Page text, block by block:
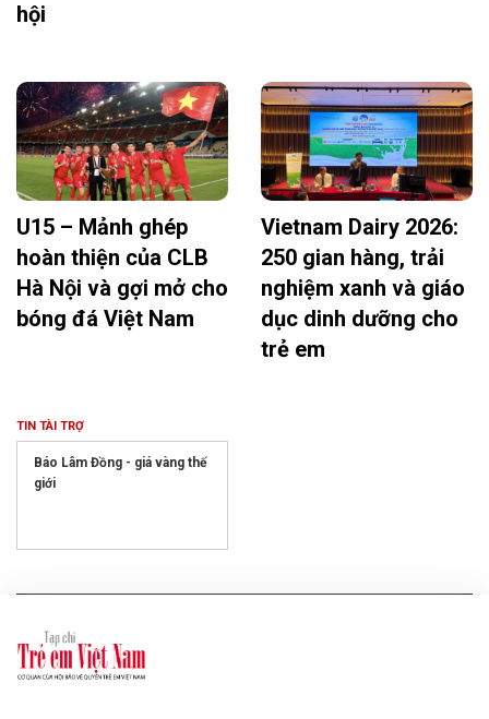
hội
U15 – Mảnh ghép
hoàn thiện của CLB
Hà Nội và gợi mở cho
bóng đá Việt Nam
Vietnam Dairy 2026:
250 gian hàng, trải
nghiệm xanh và giáo
dục dinh dưỡng cho
trẻ em
TIN TÀI TRỢ
Báo Lâm Đồng - giá vàng thế
giới